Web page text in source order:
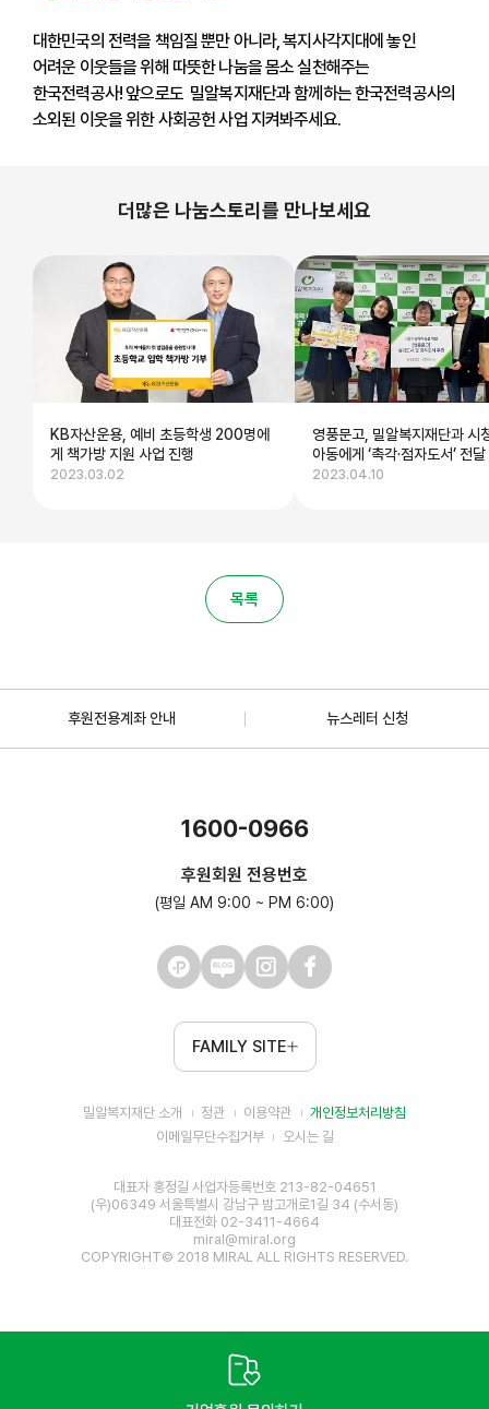
대한민국의 전력을 책임질 뿐만 아니라, 복지사각지대에 놓인
어려운 이웃들을 위해 따뜻한 나눔을 몸소 실천해주는
한국전력공사! 앞으로도 밀알복지재단과 함께하는 한국전력공사의
소외된 이웃을 위한 사회공헌 사업 지켜봐주세요.
더많은 나눔스토리를 만나보세요
KB자산운용, 예비 초등학생 200명에
게 책가방 지원 사업 진행
2023.03.02
영풍문고, 밀알복지재단과 시
아동에게 ‘촉각·점자도서’ 전달
2023.04.10
목록
후원전용계좌 안내 뉴스레터 신청
1600-0966
후원회원 전용번호
(평일 AM 9:00 ~ PM 6:00)
FAMILY SITE
밀알복지재단 소개 정관 이용약관
개인정보처리방침
이메일무단수집거부
오시는 길
대표자 홍정길 사업자등록번호 213-82-04651
(우)06349 서울특별시 강남구 밤고개로1길 34 (수서동)
대표전화 02-3411-4664
miral@miral.org
COPYRIGHT© 2018 MIRAL ALL RIGHTS RESERVED.